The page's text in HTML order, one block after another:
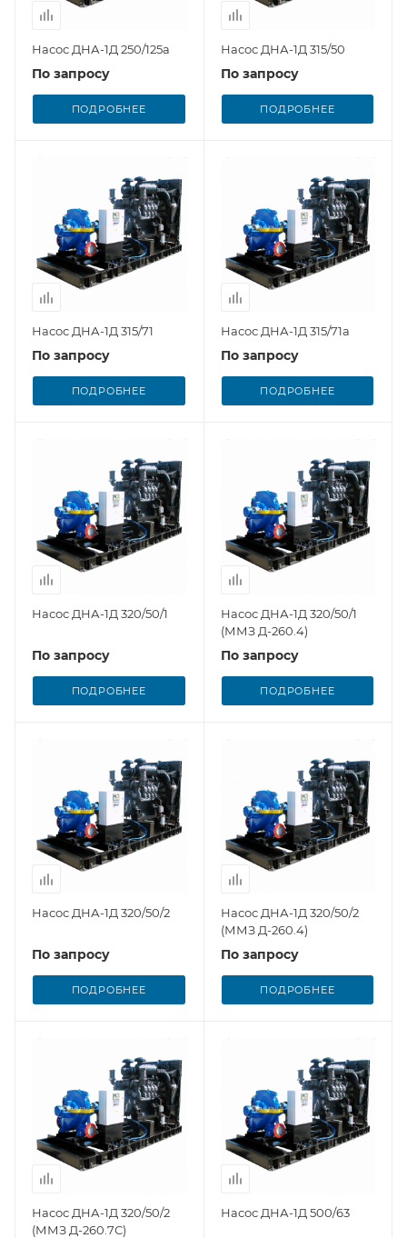
Насос ДНА-1Д 250/125а
По запросу
ПОДРОБНЕЕ
Насос ДНА-1Д 315/50
По запросу
ПОДРОБНЕЕ
Насос ДНА-1Д 315/71
По запросу
ПОДРОБНЕЕ
Насос ДНА-1Д 315/71а
По запросу
ПОДРОБНЕЕ
Насос ДНА-1Д 320/50/1
По запросу
ПОДРОБНЕЕ
Насос ДНА-1Д 320/50/1
(ММЗ Д-260.4)
По запросу
ПОДРОБНЕЕ
Насос ДНА-1Д 320/50/2
По запросу
ПОДРОБНЕЕ
Насос ДНА-1Д 320/50/2
(ММЗ Д-260.4)
По запросу
ПОДРОБНЕЕ
Насос ДНА-1Д 320/50/2
(ММЗ Д-260.7С)
Насос ДНА-1Д 500/63